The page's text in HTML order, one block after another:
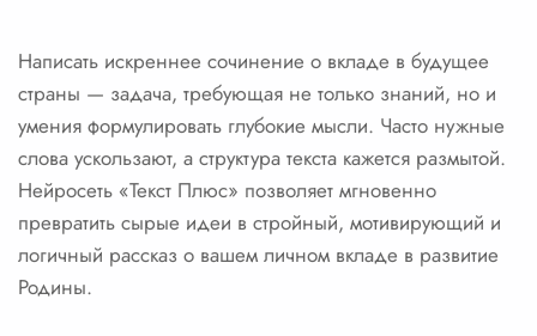
Написать искреннее сочинение о вкладе в будущее
страны — задача, требующая не только знаний, но и
умения формулировать глубокие мысли. Часто нужные
слова ускользают, а структура текста кажется размытой.
Нейросеть «Текст Плюс» позволяет мгновенно
превратить сырые идеи в стройный, мотивирующий и
логичный рассказ о вашем личном вкладе в развитие
Родины.